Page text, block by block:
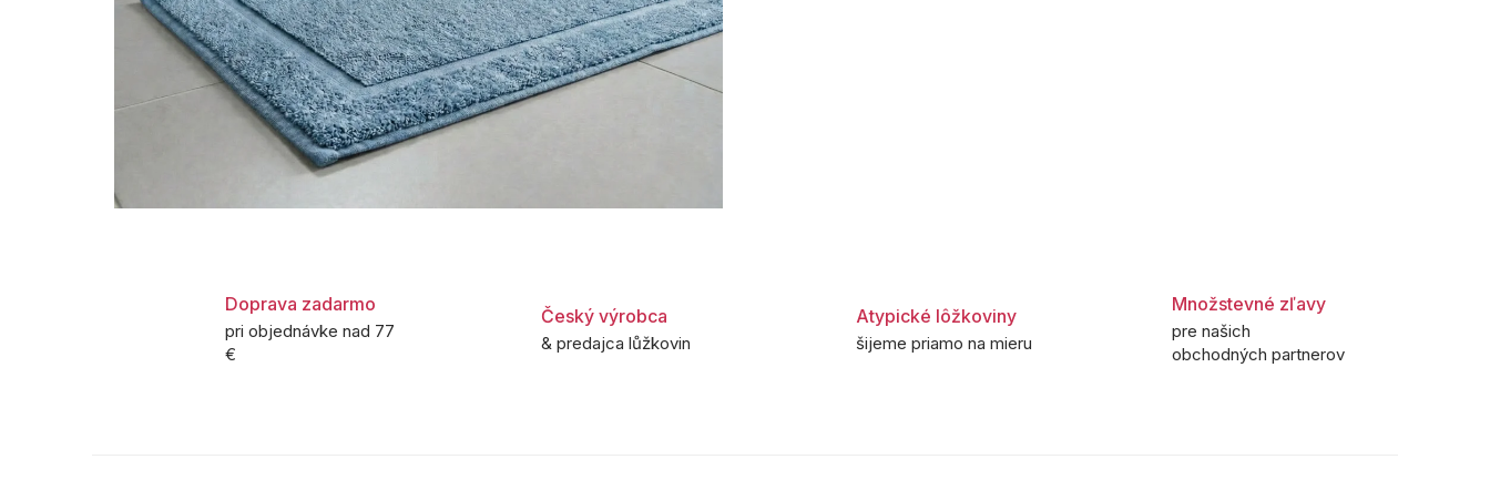
Doprava zadarmo
pri objednávke nad 77
€
Český výrobca
& predajca lůžkovin
Atypické lôžkoviny
šijeme priamo na mieru
Množstevné zľavy
pre našich
obchodných partnerov